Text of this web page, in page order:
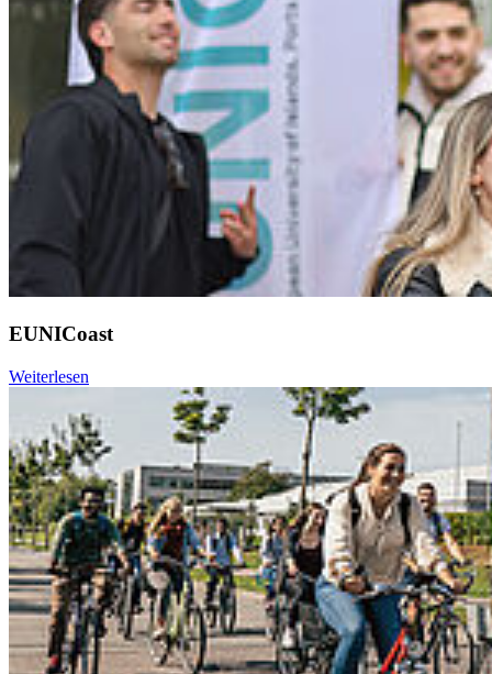
EUNICoast
Weiterlesen
Go to slide 1
Go to slide 2
Go to slide 3
Go to slide 4
Go to slide 5
Go to slide 6
Go to slide 7
Go to slide 8
Go to slide 9